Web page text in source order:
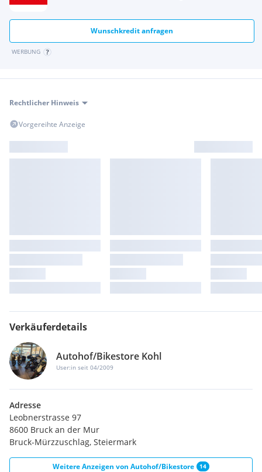
Highlights dieses Modells :
* USB Anschluß
Wunschkredit anfragen
WERBUNG
Rechtlicher Hinweis
Vorgereihte Anzeige
Verkäuferdetails
Autohof/Bikestore Kohl
User:in seit 04/2009
Adresse
Leobnerstrasse 97
8600 Bruck an der Mur
Bruck-Mürzzuschlag, Steiermark
Weitere Anzeigen von Autohof/Bikestore
14